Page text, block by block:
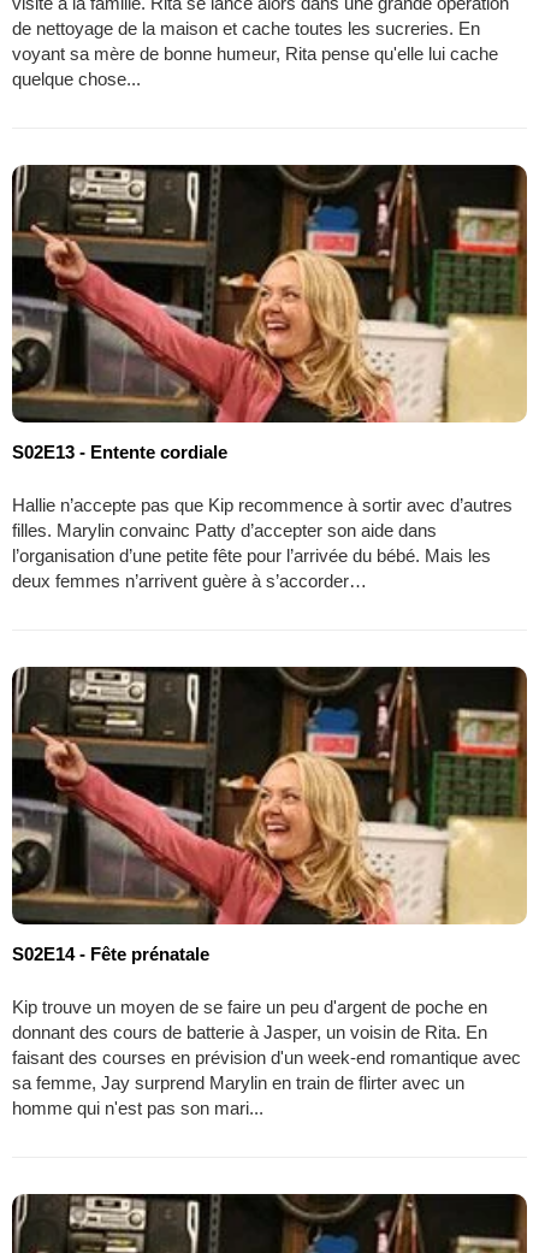
de nettoyage de la maison et cache toutes les sucreries. En
voyant sa mère de bonne humeur, Rita pense qu'elle lui cache
quelque chose...
S02E13 - Entente cordiale
Hallie n’accepte pas que Kip recommence à sortir avec d’autres
filles. Marylin convainc Patty d’accepter son aide dans
l’organisation d’une petite fête pour l’arrivée du bébé. Mais les
deux femmes n’arrivent guère à s’accorder…
S02E14 - Fête prénatale
Kip trouve un moyen de se faire un peu d'argent de poche en
donnant des cours de batterie à Jasper, un voisin de Rita. En
faisant des courses en prévision d'un week-end romantique avec
sa femme, Jay surprend Marylin en train de flirter avec un
homme qui n'est pas son mari...